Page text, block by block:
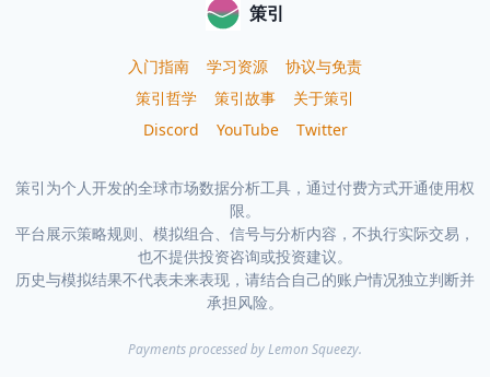
策引
入门指南 学习资源
协议与免责
策引哲学
策引故事
关于策引
Discord
YouTube Twitter
策引为个人开发的全球市场数据分析工具，通过付费方式开通使用权
限。
平台展示策略规则、模拟组合、信号与分析内容，不执行实际交易，
也不提供投资咨询或投资建议。
历史与模拟结果不代表未来表现，请结合自己的账户情况独立判断并
承担风险。
Payments processed by Lemon Squeezy.